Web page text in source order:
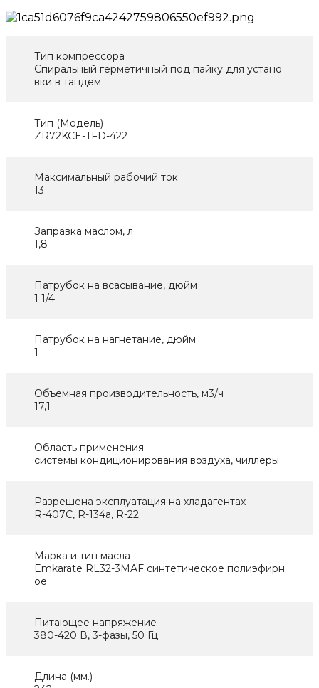
Тип компрессора
Спиральный герметичный под пайку для устано
вки в тандем
Тип (Модель)
ZR72KCE-TFD-422
Максимальный рабочий ток
13
Заправка маслом, л
1,8
Патрубок на всасывание, дюйм
1 1/4
Патрубок на нагнетание, дюйм
1
Объемная производительность, м3/ч
17,1
Область применения
системы кондиционирования воздуха, чиллеры
Разрешена эксплуатация на хладагентах
R-407C, R-134a, R-22
Марка и тип масла
Emkarate RL32-3MAF синтетическое полиэфирн
ое
Питающее напряжение
380-420 В, 3-фазы, 50 Гц
Длина (мм.)